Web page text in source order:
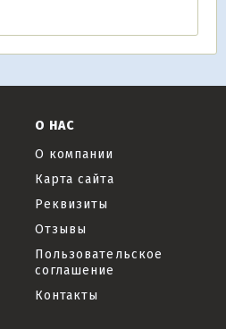
О НАС
О компании
Карта сайта
Реквизиты
Отзывы
Пользовательское
соглашение
Контакты